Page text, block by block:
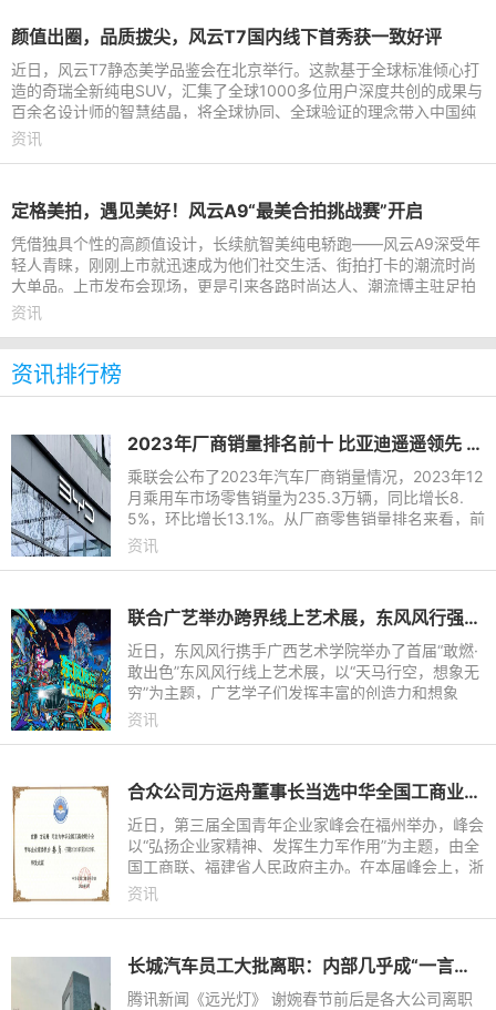
颜值出圈，品质拔尖，风云T7国内线下首秀获一致好评
近日，风云T7静态美学品鉴会在北京举行。这款基于全球标准倾心打
造的奇瑞全新纯电SUV，汇集了全球1000多位用户深度共创的成果与
百余名设计师的智慧结晶，将全球协同、全球验证的理念带入中国纯
电SUV。品鉴会上，风云
资讯
定格美拍，遇见美好！风云A9“最美合拍挑战赛”开启
凭借独具个性的高颜值设计，长续航智美纯电轿跑——风云A9深受年
轻人青睐，刚刚上市就迅速成为他们社交生活、街拍打卡的潮流时尚
大单品。上市发布会现场，更是引来各路时尚达人、潮流博主驻足拍
摄，随手产出氛围感人
资讯
资讯排行榜
2023年厂商销量排名前十 比亚迪遥遥领先 长城垫底
乘联会公布了2023年汽车厂商销量情况，2023年12
月乘用车市场零售销量为235.3万辆，同比增长8.
5%，环比增长13.1%。从厂商零售销量排名来看，前
十的车企分别为比亚迪、一汽-大众、上汽大众、吉
资讯
联合广艺举办跨界线上艺术展，东风风行强化品牌“年轻化”基因
近日，东风风行携手广西艺术学院举办了首届“敢燃·
敢出色”东风风行线上艺术展，以“天马行空，想象无
穷”为主题，广艺学子们发挥丰富的创造力和想象
力，以场景化内容赋予风行劲狮标和游艇耳目一新的
资讯
合众公司方运舟董事长当选中华全国工商业联合会青年企业家委员会委员
近日，第三届全国青年企业家峰会在福州举办，峰会
以“弘扬企业家精神、发挥生力军作用”为主题，由全
国工商联、福建省人民政府主办。在本届峰会上，浙
江合众新能源汽车有限公司创始人兼董事长方运舟当
资讯
长城汽车员工大批离职：内部几乎成“一言堂”，谁受得了层层汇报挨骂
腾讯新闻《远光灯》 谢婉春节前后是各大公司离职